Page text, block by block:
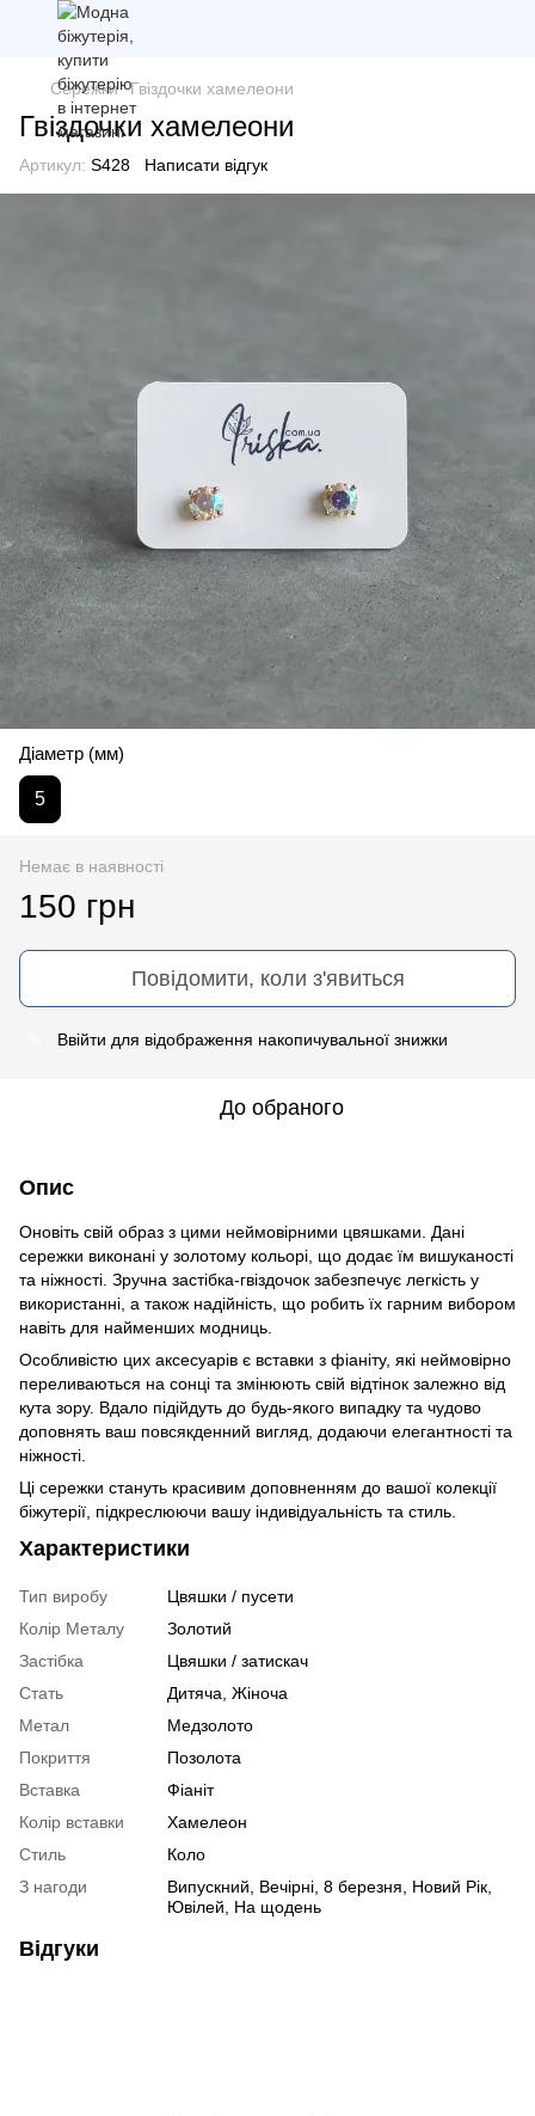
Сережки Гвіздочки хамелеони
Гвіздочки хамелеони
Артикул: S428 Написати відгук
Діаметр (мм)
5
Немає в наявності
150 грн
Повідомити, коли з'явиться
Ввійти для відображення накопичувальної знижки
До обраного
Опис
Оновіть свій образ з цими неймовірними цвяшками. Дані
сережки виконані у золотому кольорі, що додає їм вишуканості
та ніжності. Зручна застібка-гвіздочок забезпечує легкість у
використанні, а також надійність, що робить їх гарним вибором
навіть для найменших модниць.
Особливістю цих аксесуарів є вставки з фіаніту, які неймовірно
переливаються на сонці та змінюють свій відтінок залежно від
кута зору. Вдало підійдуть до будь-якого випадку та чудово
доповнять ваш повсякденний вигляд, додаючи елегантності та
ніжності.
Ці сережки стануть красивим доповненням до вашої колекції
біжутерії, підкреслюючи вашу індивідуальність та стиль.
Характеристики
Тип виробу
Цвяшки / пусети
Колір Металу
Золотий
Застібка
Цвяшки / затискач
Стать
Дитяча Жіноча
Метал
Медзолото
Покриття
Позолота
Вставка
Фіаніт
Колір вставки
Хамелеон
Стиль
Коло
З нагоди
Випускний, Вечірні, 8 березня, Новий Рік,
Ювілей, На щодень
Відгуки